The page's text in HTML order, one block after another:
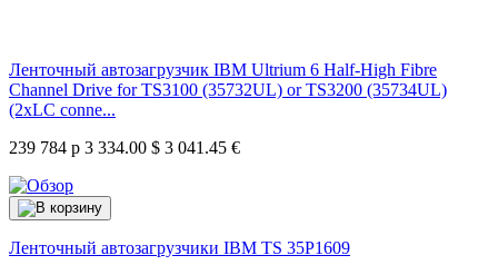
Ленточный автозагрузчик IBM Ultrium 6 Half-High Fibre
Channel Drive for TS3100 (35732UL) or TS3200 (35734UL)
(2xLC conne...
239 784 р 3 334.00 $ 3 041.45 €
Ленточный автозагрузчики IBM TS 35P1609